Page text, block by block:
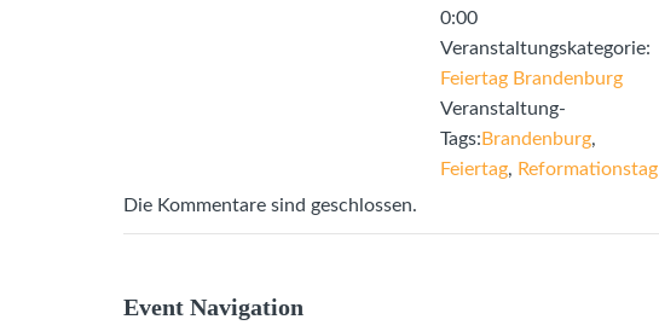
0:00
Veranstaltungskategorie:
Feiertag Brandenburg
Veranstaltung-
Tags: Brandenburg,
Feiertag, Reformationstag
Die Kommentare sind geschlossen.
Event Navigation